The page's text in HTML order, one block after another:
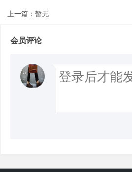
上一篇：暂无
会员评论